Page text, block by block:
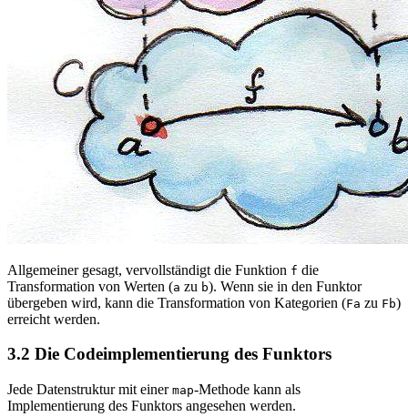
Allgemeiner gesagt, vervollständigt die Funktion f die
Transformation von Werten (a zu b). Wenn sie in den Funktor
übergeben wird, kann die Transformation von Kategorien (Fa zu Fb)
erreicht werden.
3.2 Die Codeimplementierung des Funktors
Jede Datenstruktur mit einer map-Methode kann als
Implementierung des Funktors angesehen werden.